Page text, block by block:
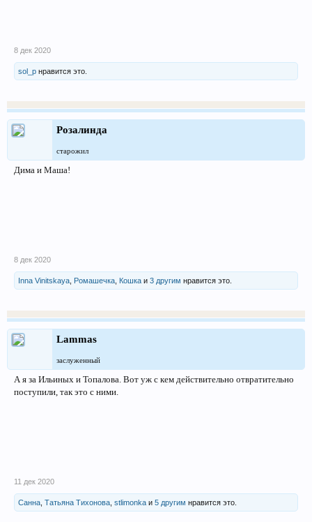
8 дек 2020
sol_p нравится это.
Розалинда
старожил
Дима и Маша!
8 дек 2020
Inna Vinitskaya Ромашечка Кошка и 3 другим нравится это.
Lammas
заслуженный
А я за Ильиных и Топалова. Вот уж с кем действительно отвратительно
поступили, так это с ними.
11 дек 2020
Санна Татьяна Тихонова stlimonka и 5 другим нравится это.